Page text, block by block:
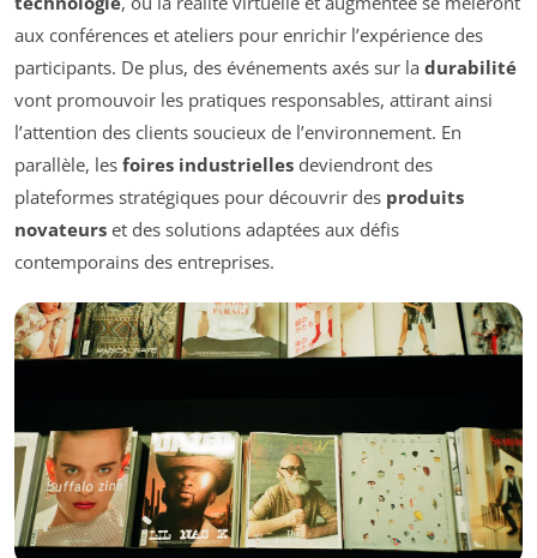
aux conférences et ateliers pour enrichir l’expérience des
participants. De plus, des événements axés sur la durabilité
vont promouvoir les pratiques responsables, attirant ainsi
l’attention des clients soucieux de l’environnement. En
parallèle, les foires industrielles deviendront des
plateformes stratégiques pour découvrir des produits
novateurs et des solutions adaptées aux défis
contemporains des entreprises.